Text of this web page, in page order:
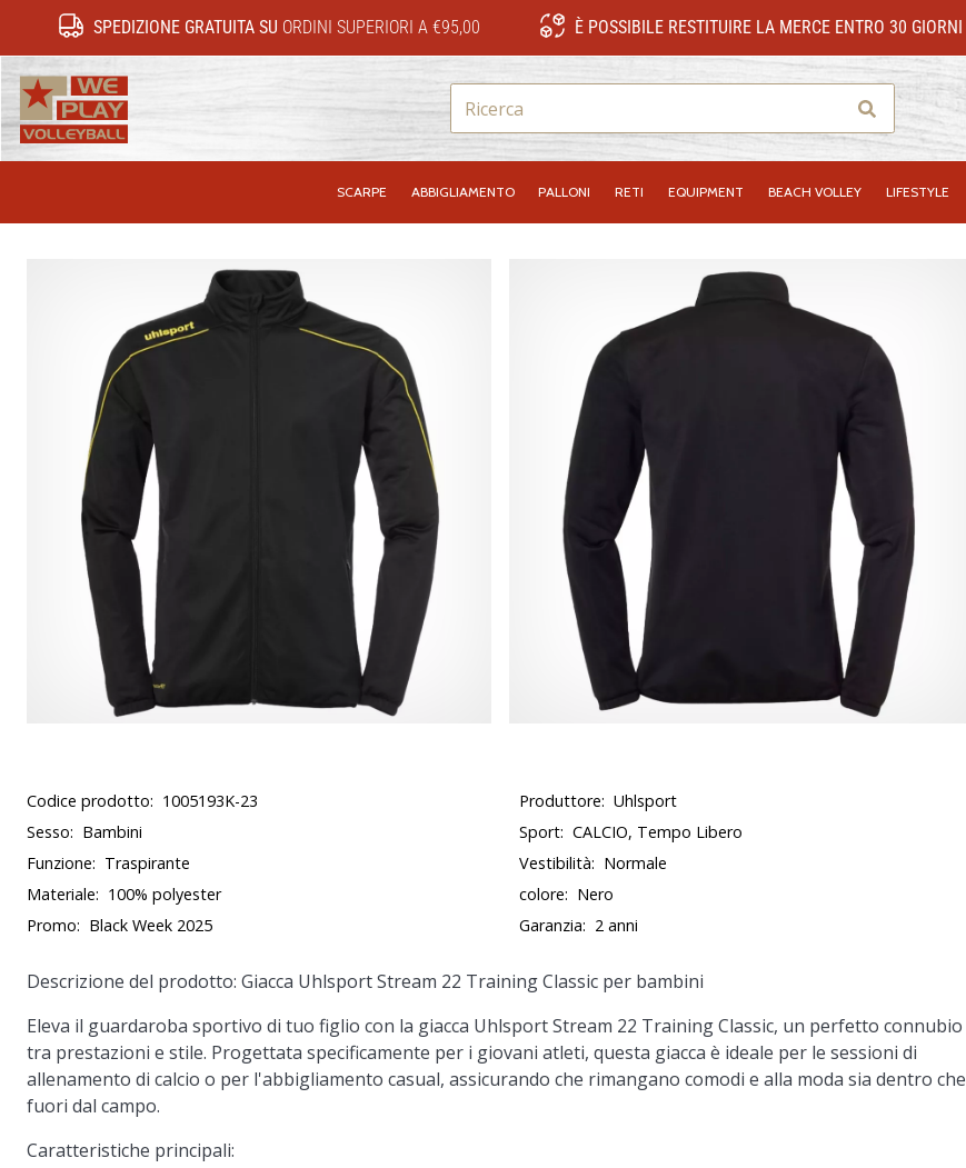
SPEDIZIONE GRATUITA SU ORDINI SUPERIORI A €95,00 È POSSIBILE RESTITUIRE LA MERCE ENTRO 30 GIORNI
Ricerca
SCARPE ABBIGLIAMENTO PALLONI RETI EQUIPMENT BEACH VOLLEY LIFESTYLE
Codice prodotto: 1005193K-23 Produttore: Uhlsport
Sesso: Bambini Sport: CALCIO, Tempo Libero
Funzione: Traspirante Vestibilità: Normale
Materiale: 100% polyester colore: Nero
Promo: Black Week 2025 Garanzia: 2 anni
Descrizione del prodotto: Giacca Uhlsport Stream 22 Training Classic per bambini
Eleva il guardaroba sportivo di tuo figlio con la giacca Uhlsport Stream 22 Training Classic, un perfetto connubio
tra prestazioni e stile. Progettata specificamente per i giovani atleti, questa giacca è ideale per le sessioni di
allenamento di calcio o per l'abbigliamento casual, assicurando che rimangano comodi e alla moda sia dentro che
fuori dal campo.
Caratteristiche principali: